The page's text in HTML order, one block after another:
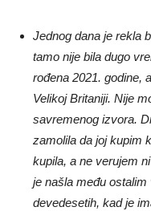
Jednog dana je rekla
tamo nije bila dugo
rođena 2021. godine,
Velikoj Britaniji. Nije
savremenog izvora.
zamolila da joj kupim
kupila, a ne verujem
je našla među
devedesetih, kad je